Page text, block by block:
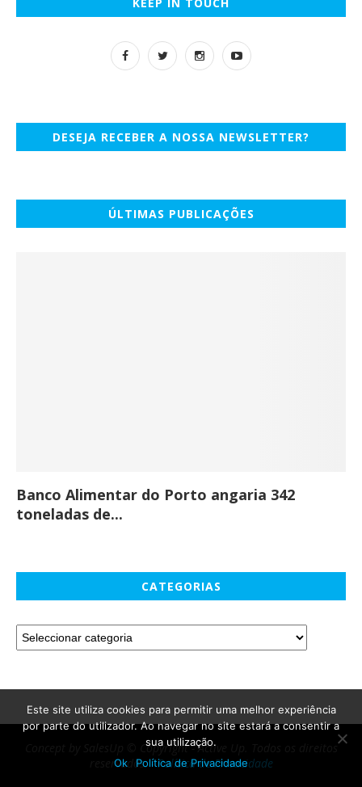
DESEJA RECEBER A NOSSA NEWSLETTER?
ÚLTIMAS PUBLICAÇÕES
Banco Alimentar do Porto angaria 342
toneladas de...
CATEGORIAS
Concept by SalesUp © Copyright - Active Up. Todos os direitos
reservados. -Política de Privacidade
Este site utiliza cookies para permitir uma melhor experiência
por parte do utilizador. Ao navegar no site estará a consentir a
sua utilização.
Ok
Política de Privacidade